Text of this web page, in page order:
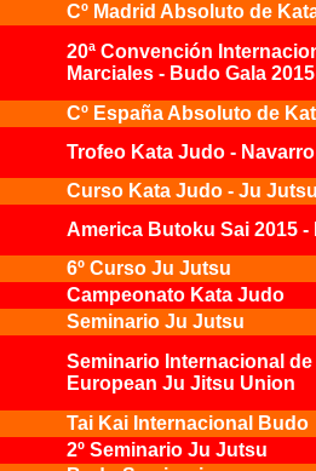
Cº Madrid Absoluto de
20ª Convención
Marciales - Budo Gala 2015
Cº España Absoluto de
Trofeo Kata Judo -
Curso Kata Judo - Ju Jutsu
America Butoku Sai 2015
6º Curso Ju Jutsu
Campeonato Kata Judo
Seminario Ju Jutsu
Seminario Internacional
European Ju Jitsu Union
Tai Kai Internacional Budo
2º Seminario Ju Jutsu